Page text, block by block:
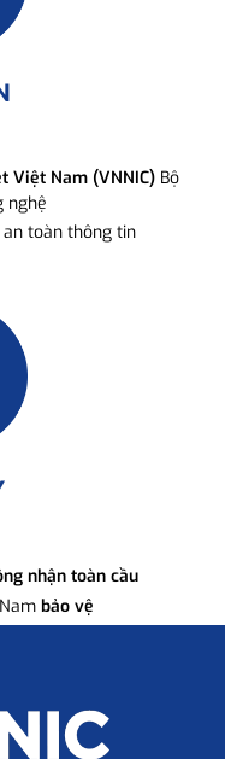
Việt Nam (VNNIC) Bộ
nghệ
toàn thông tin
nhận toàn cầu
bảo vệ